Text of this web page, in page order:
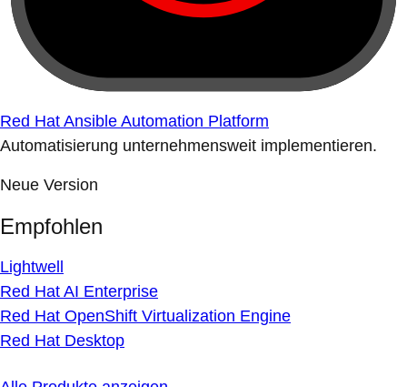
Red Hat Ansible Automation Platform
Automatisierung unternehmensweit implementieren.
Neue Version
Empfohlen
Lightwell
Red Hat AI Enterprise
Red Hat OpenShift Virtualization Engine
Red Hat Desktop